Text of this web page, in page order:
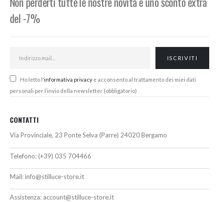
del -7%
Ho letto l'informativa privacy e acconsento al trattamento dei miei dati
personali per l’invio della newsletter (obbligatorio)
CONTATTI
Via Provinciale, 23 Ponte Selva (Parre) 24020 Bergamo
Telefono: (+39) 035 704466
Mail:info@stilluce-store.it
Assistenza: account@stilluce-store.it